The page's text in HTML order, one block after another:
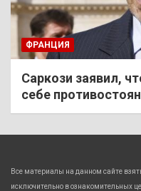
ФРАНЦИЯ
Саркози заявил,
себе
Все материалы на данном сайте
исключительно в ознакомительных